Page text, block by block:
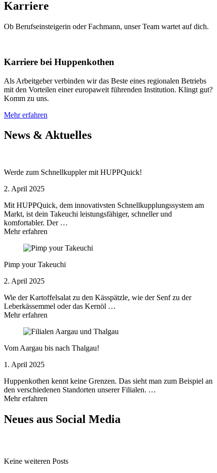
Karriere
Ob Berufseinsteigerin oder Fachmann, unser Team wartet auf dich.
Karriere bei Huppenkothen
Als Arbeitgeber verbinden wir das Beste eines regionalen Betriebs
mit den Vorteilen einer europaweit führenden Institution. Klingt gut?
Komm zu uns.
Mehr erfahren
News & Aktuelles
Werde zum Schnellkuppler mit HUPPQuick!
2. April 2025
Mit HUPPQuick, dem innovativsten Schnell­kupplungs­system am
Markt, ist dein Takeuchi leistungsfähiger, schneller und
komfortabler. Der …
Mehr erfahren
Pimp your Takeuchi
2. April 2025
Wie der Kartoffelsalat zu den Kässpätzle, wie der Senf zu der
Leberkässemmel oder das Kernöl …
Mehr erfahren
Vom Aargau bis nach Thalgau!
1. April 2025
Huppenkothen kennt keine Grenzen. Das sieht man zum Beispiel an
den verschiedenen Standorten unserer Filialen. …
Mehr erfahren
Neues aus Social Media
Keine weiteren Posts